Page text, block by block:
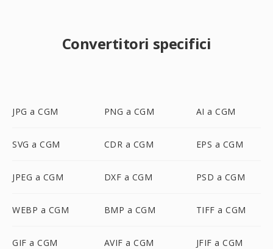
Convertitori specifici
JPG a CGM PNG a CGM AI a CGM
SVG a CGM CDR a CGM EPS a CGM
JPEG a CGM DXF a CGM PSD a CGM
WEBP a CGM BMP a CGM TIFF a CGM
GIF a CGM AVIF a CGM JFIF a CGM